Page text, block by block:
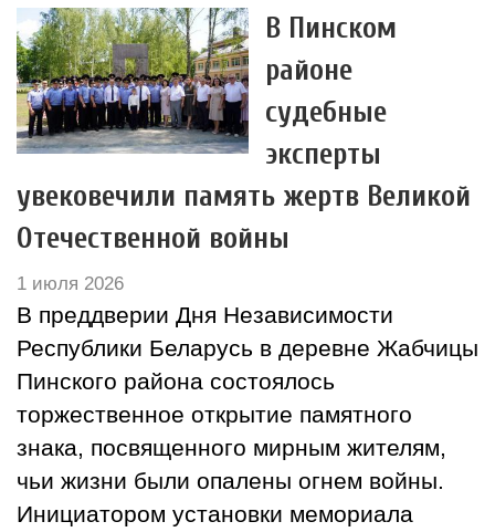
В Пинском
районе
судебные
эксперты
увековечили память жертв Великой
Отечественной войны
1 июля 2026
В преддверии Дня Независимости
Республики Беларусь в деревне Жабчицы
Пинского района состоялось
торжественное открытие памятного
знака, посвященного мирным жителям,
чьи жизни были опалены огнем войны.
Инициатором установки мемориала